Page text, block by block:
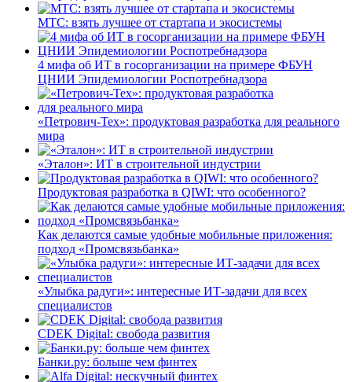
МТС: взять лучшее от стартапа и экосистемы
4 мифа об ИТ в госорганизации на примере ФБУН
ЦНИИ Эпидемиологии Роспотребнадзора
«Петрович-Тех»: продуктовая разработка для реального
мира
«Эталон»: ИТ в строительной индустрии
Продуктовая разработка в QIWI: что особенного?
Как делаются самые удобные мобильные приложения:
подход «Промсвязьбанка»
«Улыбка радуги»: интересные ИТ-задачи для всех
специалистов
CDEK Digital: свобода развития
Банки.ру: больше чем финтех